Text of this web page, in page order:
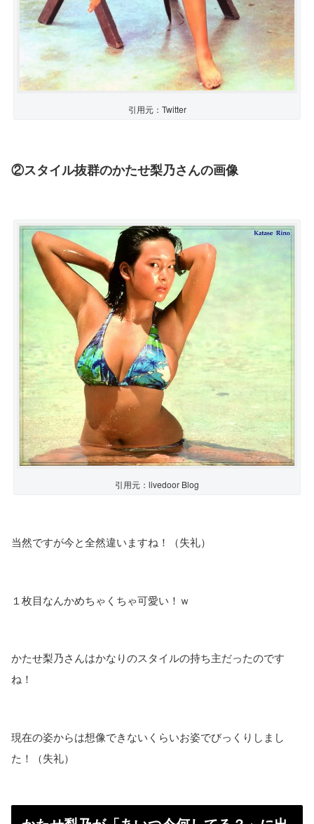
引用元：Twitter
②スタイル抜群のかたせ梨乃さんの画像
引用元：livedoor Blog
当然ですが今と全然違いますね！（失礼）
１枚目なんかめちゃくちゃ可愛い！ｗ
かたせ梨乃さんはかなりのスタイルの持ち主だったのです
ね！
現在の姿からは想像できないくらいお姿でびっくりしまし
た！（失礼）